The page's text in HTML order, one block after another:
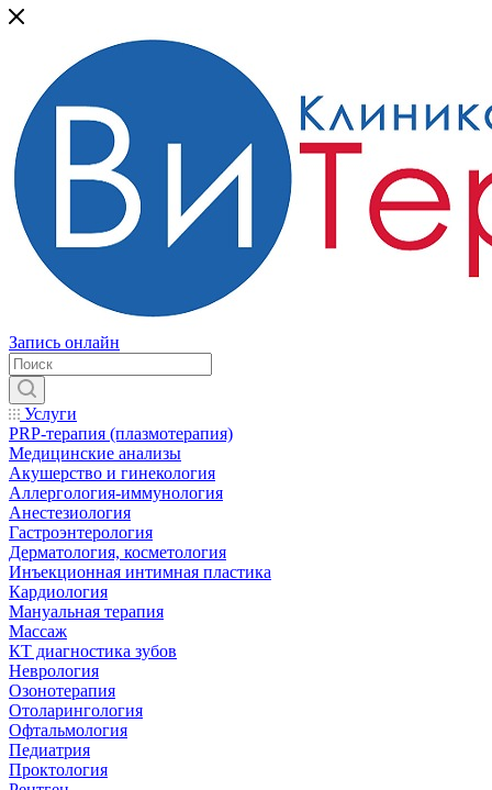
Запись онлайн
Услуги
PRP-терапия (плазмотерапия)
Медицинские анализы
Акушерство и гинекология
Аллергология-иммунология
Анестезиология
Гастроэнтерология
Дерматология, косметология
Инъекционная интимная пластика
Кардиология
Мануальная терапия
Массаж
КТ диагностика зубов
Неврология
Озонотерапия
Отоларингология
Офтальмология
Педиатрия
Проктология